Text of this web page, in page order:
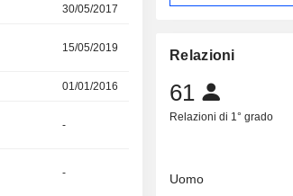
30/05/2017
15/05/2019
01/01/2016
-
-
Relazioni
61
Relazioni di 1° grado
Uomo